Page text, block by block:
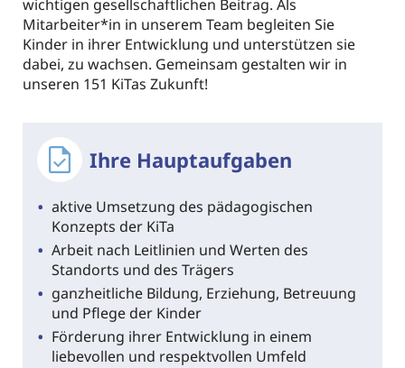
wichtigen gesellschaftlichen Beitrag. Als
Mitarbeiter*in in unserem Team begleiten Sie
Kinder in ihrer Entwicklung und unterstützen sie
dabei, zu wachsen. Gemeinsam gestalten wir in
unseren 151 KiTas Zukunft!
Ihre Hauptaufgaben
aktive Umsetzung des pädagogischen
Konzepts der KiTa
Arbeit nach Leitlinien und Werten des
Standorts und des Trägers
ganzheitliche Bildung, Erziehung, Betreuung
und Pflege der Kinder
Förderung ihrer Entwicklung in einem
liebevollen und respektvollen Umfeld